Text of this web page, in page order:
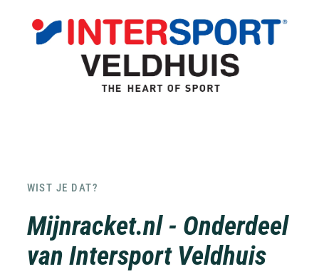
WIST JE DAT?
Mijnracket.nl - Onderdeel
van Intersport Veldhuis